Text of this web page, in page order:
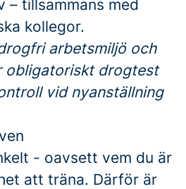
– tillsammans med
kollegor.
arbetsmiljö och
obligatoriskt drogtest
vid nyanställning
- oavsett vem du är
att träna. Därför är